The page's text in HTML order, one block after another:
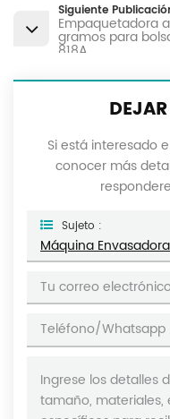
Siguiente
Empaquetadora
gramos para
818A
Si está interesado
conocer más
Sujeto :